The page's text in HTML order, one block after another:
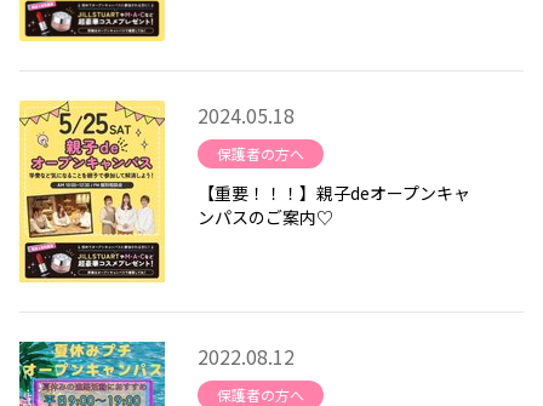
2024.05.18
保護者の方へ
【重要！！！】親子deオープンキャ
ンパスのご案内♡
2022.08.12
保護者の方へ